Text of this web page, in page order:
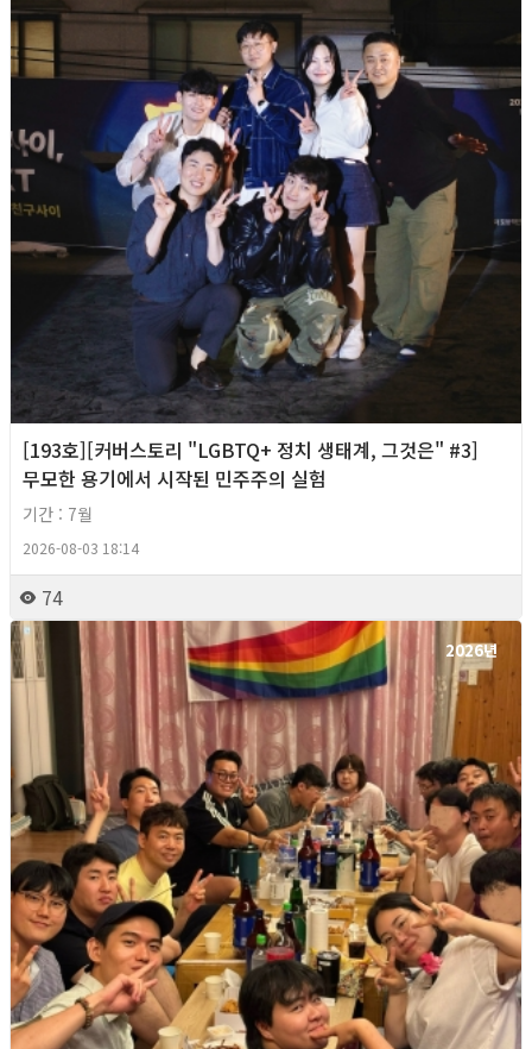
[193호][커버스토리 "LGBTQ+ 정치 생태계, 그것은" #3]
무모한 용기에서 시작된 민주주의 실험
기간 : 7월
2026-08-03 18:14
74
2026년